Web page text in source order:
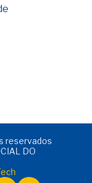
reservados
DO